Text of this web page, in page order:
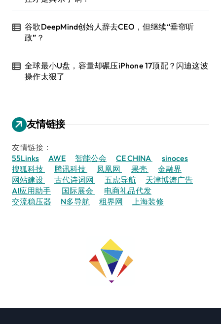
谷歌DeepMind创始人辞去CEO，但继续“垂帘听
政”？
全球最小U盘，容量却碾压iPhone 17顶配？闪迪这波
操作太狠了
友情链接
友情链接：
55Links
AWE 智能公会 CE CHINA
sinoces
搜狐科技
腾讯科技 凤凰网 果壳
金融界
网站建设
古代诗词网 五虎导航
天津博涛广告
AI应用助手
国际展会
电商礼品代发
交流稳压器
N多导航 租界网 上海装修